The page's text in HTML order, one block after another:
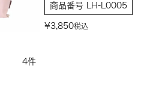
商品番号 LH-L0005
¥3,850税込
4